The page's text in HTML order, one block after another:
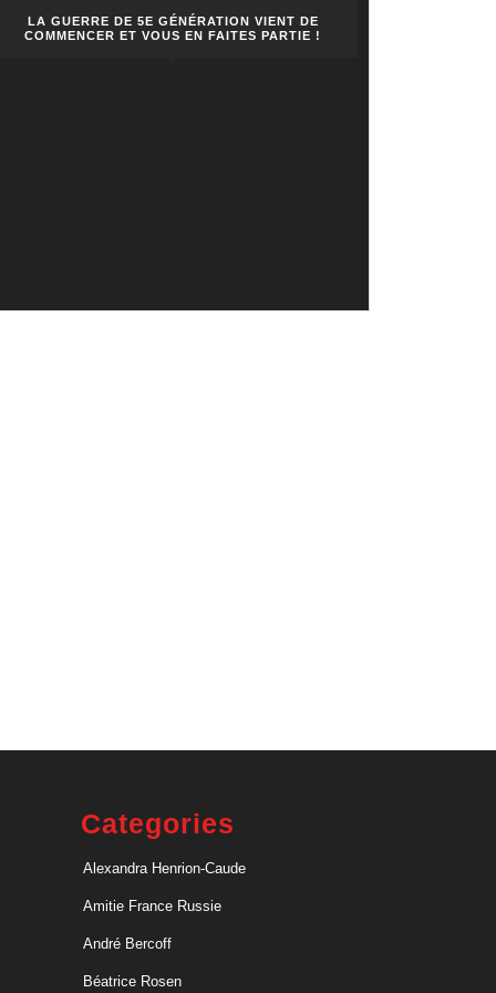
LA GUERRE DE 5E GÉNÉRATION VIENT DE
COMMENCER ET VOUS EN FAITES PARTIE !
Categories
Alexandra Henrion-Caude
Amitie France Russie
André Bercoff
Béatrice Rosen